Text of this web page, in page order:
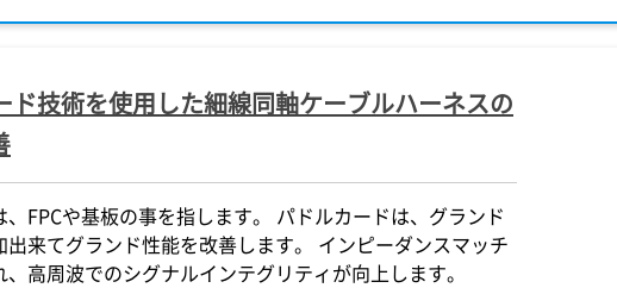
ド技術を使用した細線同軸ケーブルハーネスの
FPCや基板の事を指します。 パドルカードは、グランド
出来てグランド性能を改善します。 インピーダンスマッチ
高周波でのシグナルインテグリティが向上します。